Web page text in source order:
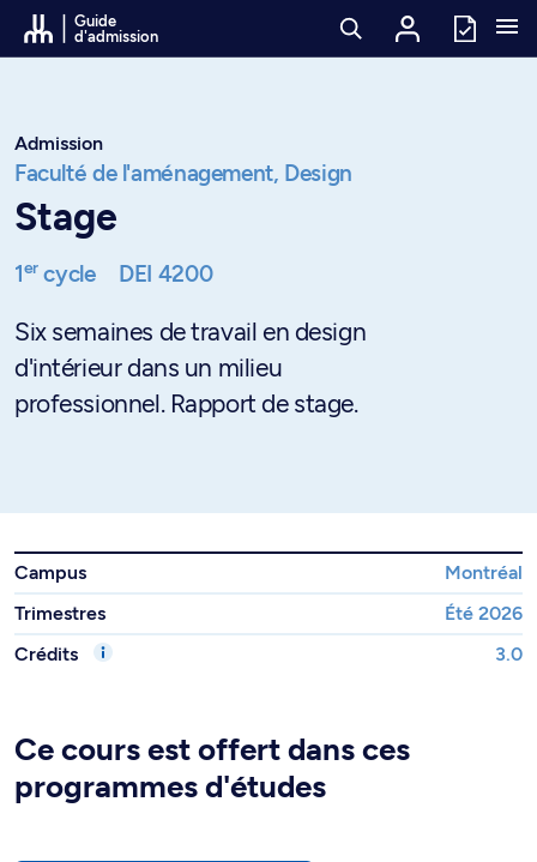
Passer au contenu
Guide
d'admission
Admission
Faculté de l'aménagement, Design
Stage
1ercycle DEI 4200
Six semaines de travail en design
d'intérieur dans un milieu
professionnel. Rapport de stage.
Campus
Montréal
Trimestres
Été 2026
Crédits
3.0
Ce cours est offert dans ces
programmes d'études